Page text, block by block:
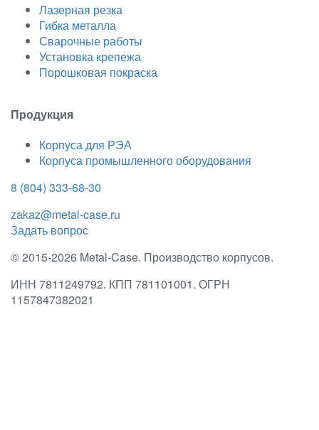
Лазерная резка
Гибка металла
Сварочные работы
Установка крепежа
Порошковая покраска
Продукция
Корпуса для РЭА
Корпуса промышленного оборудования
8 (804) 333-68-30
zakaz@metal-case.ru
Задать вопрос
© 2015-2026 Metal-Case. Производство корпусов.
ИНН 7811249792. КПП 781101001. ОГРН
1157847382021